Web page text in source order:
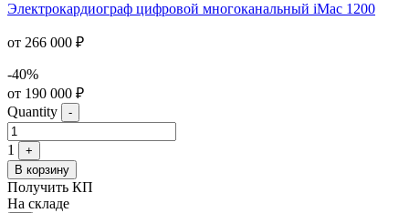
Электрокардиограф цифровой многоканальный iMac 1200
от 266 000 ₽
-40%
от 190 000 ₽
Quantity
-
1
+
В корзину
Получить КП
На складе